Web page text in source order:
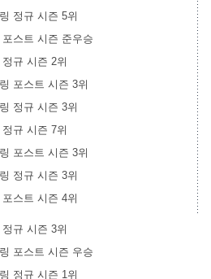
정규 시즌 5위
스트 시즌 준우승
규 시즌 2위
포스트 시즌 3위
정규 시즌 3위
규 시즌 7위
포스트 시즌 3위
정규 시즌 3위
스트 시즌 4위
규 시즌 3위
포스트 시즌 우승
정규 시즌 1위